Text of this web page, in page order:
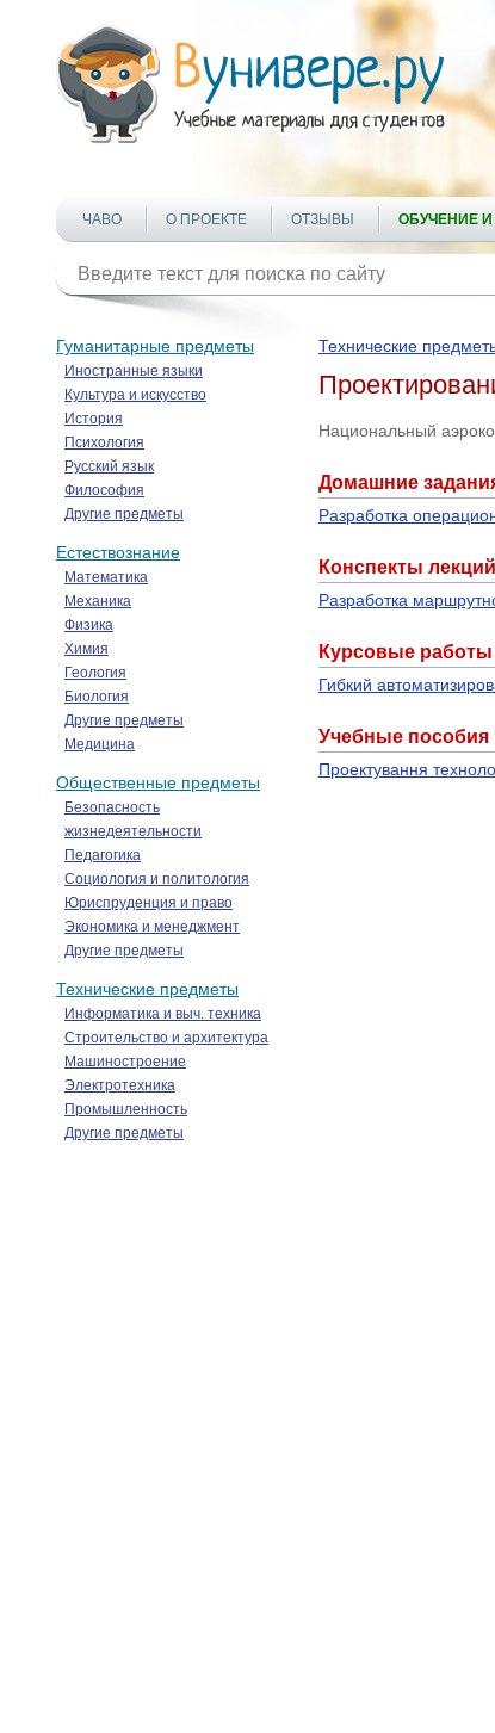
ЧАВО О ПРОЕКТЕ ОТЗЫВЫ ОБУЧЕНИЕ И
Гуманитарные предметы
Иностранные языки
Культура и искусство
История
Психология
Русский язык
Философия
Другие предметы
Естествознание
Математика
Механика
Физика
Химия
Геология
Биология
Другие предметы
Медицина
Общественные предметы
Безопасность
жизнедеятельности
Педагогика
Социология и политология
Юриспруденция и право
Экономика и менеджмент
Другие предметы
Технические предметы
Информатика и выч. техника
Строительство и архитектура
Машиностроение
Электротехника
Промышленность
Другие предметы
Технические
Национальный
Домашние
Разработка
Конспекты лекций
Разработка
Курсовые работы
Гибкий
Учебные пособия
Проектування